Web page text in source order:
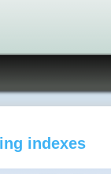
indexes